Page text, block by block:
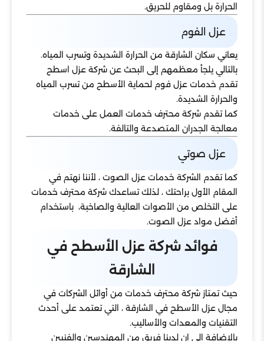
الحرارة بل ومقاوم للحريق.
عزل الفوم
يعاني سكان الشارقة من الحرارة الشديدة وتسرب المياه.
بالتالي يلجأ معظمهم إلى البحث عن شركة عزل اسطح
تقدم خدمات عزل فوم لحماية الأسطح من تسرب المياه
والحرارة الشديدة.
كما تقدم شركة محترف خدمات العمل على خدمات
معالجة الجدران المتصدعة والتالفة.
عزل صوتي
كما تقدم الشركة خدمات عزل الصوت ، لأننا نهتم في
المقام الأول براحتك ، لذلك تساعدك شركة محترف خدمات
على التخلص من الأصوات العالية والصاخبة، باستخدام
أفضل مواد عزل الصوت.
فوائد شركة عزل الأسطح في
الشارقة
حيث تمتاز شركة محترف خدمات من أوائل الشركات في
مجال عزل الأسطح في الشارقة ، التي تعتمد على أحدث
التقنيات والمعدات والأساليب.
بالإضافة الي ان لدينا فريق من المهندسين والفنيين